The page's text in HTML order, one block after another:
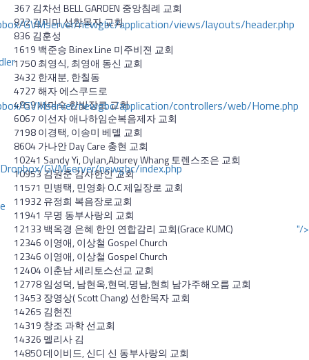
GVMserver/newgbc/application/views/layouts/header.php
GVMserver/newgbc/application/controllers/web/Home.php
GVMserver/newgbc/index.php
"/>
367 김차선 BELL GARDEN 중앙침례 교회
822 김미미 선한목자 교회
836 김훈성
1619 백준승 Binex Line 미주비젼 교회
1750 최영식, 최영애 동신 교회
3432 한재분, 한칠동
4727 해자 에스쿠드로
4859 서미숙 한빛장로 교회
6067 이선자 애나하임순복음제자 교회
7198 이경택, 이송미 베델 교회
8604 가나안 Day Care 충현 교회
10241 Sandy Yi, Dylan,Aburey Whang 토렌스조은 교회
10953 김원춘 감사한인 교회
11571 민병택, 민영화 O.C 제일장로 교회
11932 유정희 복음장로교회
11941 무명 동부사랑의 교회
12133 백옥경 은혜 한인 연합감리 교회(Grace KUMC)
12346 이영애, 이상철 Gospel Church
12346 이영애, 이상철 Gospel Church
12404 이춘남 세리토스선교 교회
12778 임성덕, 남현옥,현덕,명남,현희 남가주해오름 교회
13453 장영상( Scott Chang) 선한목자 교회
14265 김현진
14319 창조 과학 선교회
14326 멜리사 김
14850 데이비드, 신디 신 동부사랑의 교회